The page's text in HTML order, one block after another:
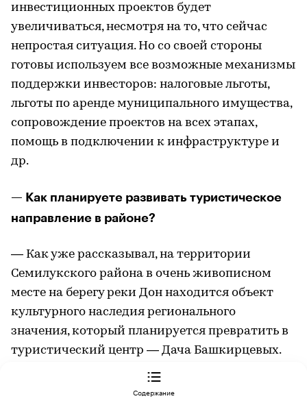
инвестиционных проектов будет
увеличиваться, несмотря на то, что сейчас
непростая ситуация. Но со своей стороны
готовы используем все возможные механизмы
поддержки инвесторов: налоговые льготы,
льготы по аренде муниципального имущества,
сопровождение проектов на всех этапах,
помощь в подключении к инфраструктуре и
др.
— Как планируете развивать туристическое
направление в районе?
— Как уже рассказывал, на территории
Семилукского района в очень живописном
месте на берегу реки Дон находится объект
культурного наследия регионального
значения, который планируется превратить в
туристический центр — Дача Башкирцевых.
Главный дом усадьбы построен в 1820-е годы в
стиле классицизма. После 1917 года усадьба
Содержание